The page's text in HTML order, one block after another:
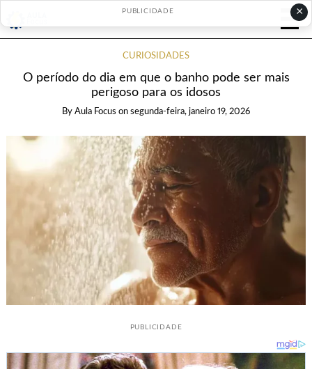
CURIOSIDADES
O período do dia em que o banho pode ser mais
perigoso para os idosos
By Aula Focus on segunda-feira, janeiro 19, 2026
PUBLICIDADE
×
PUBLICIDADE